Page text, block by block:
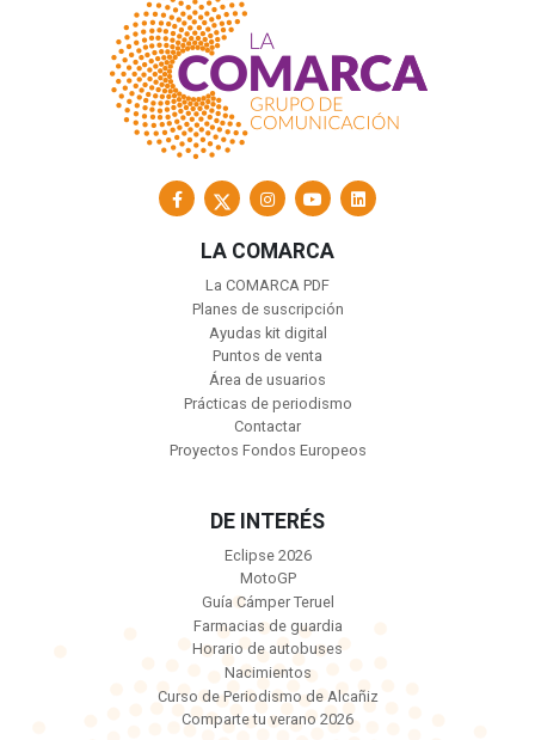
LA COMARCA
La COMARCA PDF
Planes de suscripción
Ayudas kit digital
Puntos de venta
Área de usuarios
Prácticas de periodismo
Contactar
Proyectos Fondos Europeos
DE INTERÉS
Eclipse 2026
MotoGP
Guía Cámper Teruel
Farmacias de guardia
Horario de autobuses
Nacimientos
Curso de Periodismo de Alcañiz
Comparte tu verano 2026